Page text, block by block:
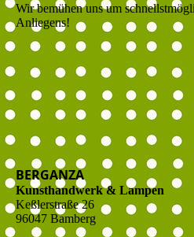
Wir bemühen uns um
Anliegens!
BERGANZA
Kunsthandwerk & Lampen
Keßlerstraße 26
96047 Bamberg